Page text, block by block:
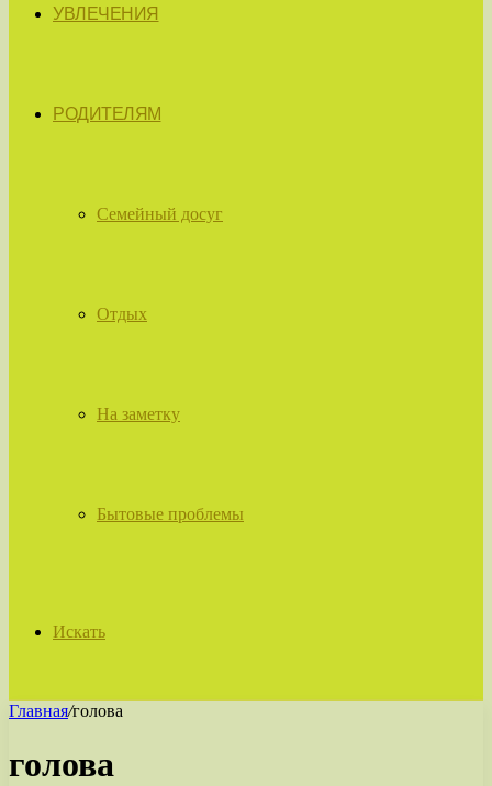
УВЛЕЧЕНИЯ
РОДИТЕЛЯМ
Семейный досуг
Отдых
На заметку
Бытовые проблемы
Искать
Главная/голова
голова